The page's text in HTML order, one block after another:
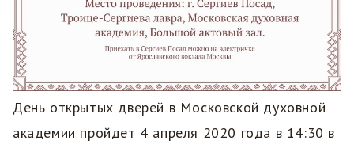
День открытых дверей в Московской духовной
академии пройдет 4 апреля 2020 года в 14:30 в